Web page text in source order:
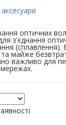
оптичних
з'єднання
та майже
важливо для
мережах.